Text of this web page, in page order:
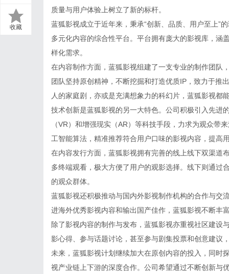
收藏
质量与用户体验上树立了新的标杆。
蓝狐影视成立于近年来，秉承“创新、品质、用户至上”
多元化内容的综合性平台。平台拥有庞大的影视库，涵
样化需求。
在内容制作方面，蓝狐影视组建了一支专业的制作团队
团队坚持原创精神，不断挖掘和打造优质IP，致力于推
人的家庭剧，亦或是充满想象力的科幻片，蓝狐影视都
技术创新是蓝狐影视的另一大特色。公司积极引入先进
（VR）和增强现实（AR）等科技手段，力求为观众带
工智能算法，精准推荐符合用户口味的影视内容，提高
在内容发行方面，蓝狐影视拥有完善的线上线下双渠道
多终端观看，极大方便了用户的观影选择。线下则通过
的观众群体。
蓝狐影视还积极推动与国内外影视制作机构的合作与交
进海外优秀影视内容和输出国产佳作，蓝狐影视不断丰
除了影视内容的制作与发布，蓝狐影视亦重视社区建设
影心得、参与话题讨论，甚至参与剧集投票和创意建议
未来，蓝狐影视计划继续加大在原创内容的投入，同时
视产业链上下游的深度合作。公司希望通过不断创新与